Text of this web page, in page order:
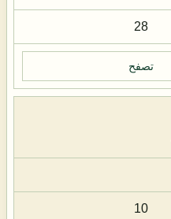
28
تصفح
10